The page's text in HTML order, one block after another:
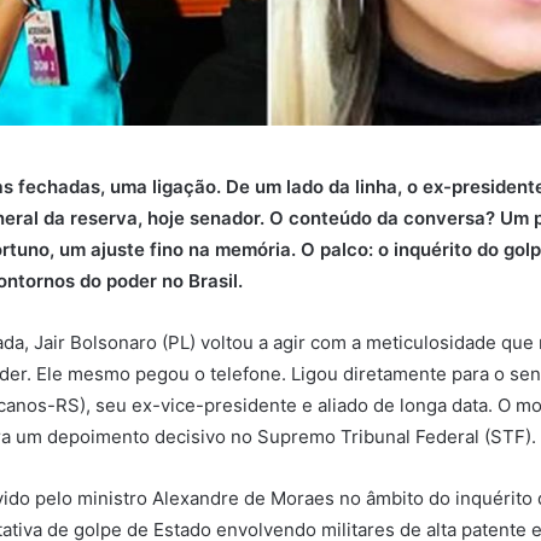
fechadas, uma ligação. De um lado da linha, o ex-
da reserva, hoje senador. O conteúdo da conversa? Um
um ajuste fino na memória. O palco: o inquérito do
do poder no Brasil.
Jair Bolsonaro (PL) voltou a agir com a meticulosidade
Ele mesmo pegou o telefone. Ligou diretamente para o
RS), seu ex-vice-presidente e aliado de longa data. O
um depoimento decisivo no Supremo Tribunal Federal (STF).
pelo ministro Alexandre de Moraes no âmbito do inquérito
de golpe de Estado envolvendo militares de alta patente